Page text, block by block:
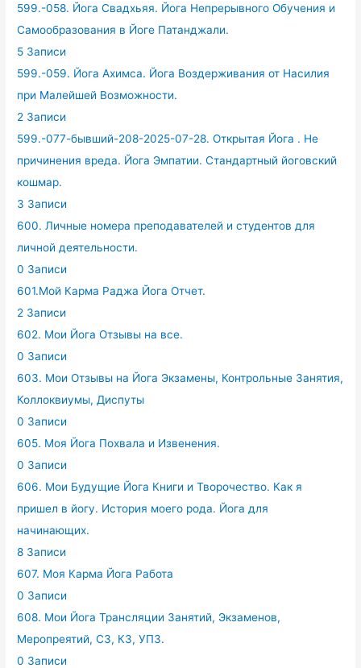
599.-058. Йога Свадхьяя. Йога Непрерывного Обучения и
Самообразования в Йоге Патанджали.
5 Записи
599.-059. Йога Ахимса. Йога Воздерживания от Насилия
при Малейшей Возможности.
2 Записи
599.-077-бывший-208-2025-07-28. Открытая Йога . Не
причинения вреда. Йога Эмпатии. Стандартный йоговский
кошмар.
3 Записи
600. Личные номера преподавателей и студентов для
личной деятельности.
0 Записи
601.Мой Карма Раджа Йога Отчет.
2 Записи
602. Мои Йога Отзывы на все.
0 Записи
603. Мои Отзывы на Йога Экзамены, Контрольные Занятия,
Коллоквиумы, Диспуты
0 Записи
605. Моя Йога Похвала и Извенения.
0 Записи
606. Мои Будущие Йога Книги и Творочество. Как я
пришел в йогу. История моего рода. Йога для
начинающих.
8 Записи
607. Моя Карма Йога Работа
0 Записи
608. Мои Йога Трансляции Занятий, Экзаменов,
Меропреятий, СЗ, КЗ, УПЗ.
0 Записи